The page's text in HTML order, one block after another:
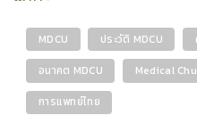
MDCU ประวัติ MDCU
อนาคต MDCU
Medical
การแพทย์ไทย